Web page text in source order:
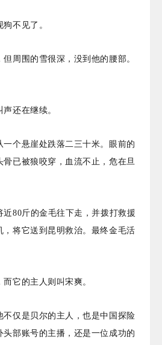
不见了。
周围的雪很深，没到他的腰部。
还在继续。
一个悬崖处跌落二三十米。眼前的
骨已被狼咬穿，血流不止，危在旦
近80斤的金毛往下走，并拨打救援
，将它送到昆明救治。最终金毛活
它的主人则叫宋爽。
不仅是贝尔的主人，也是中国探险
头部账号的主播，还是一位成功的